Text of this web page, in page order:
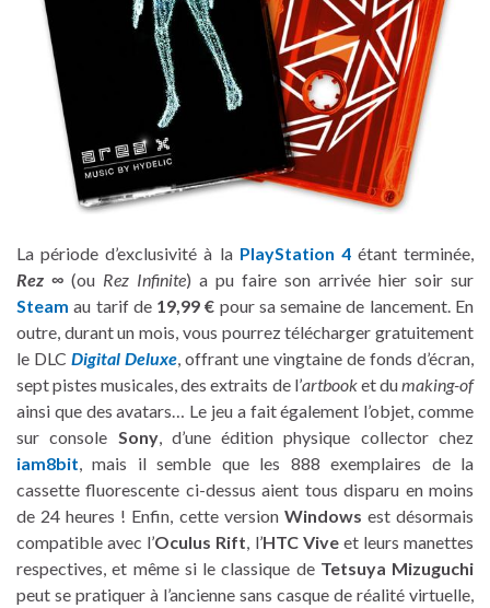
La période d’exclusivité à la PlayStation 4étant terminée,
Rez ∞ (ou Rez Infinite) a pu faire son arrivée hier soir sur
Steam au tarif de 19,99 € pour sa semaine de lancement. En
outre, durant un mois, vous pourrez télécharger gratuitement
le DLC Digital Deluxe , offrant une vingtaine de fonds d’écran,
sept pistes musicales, des extraits de l’artbooket dumaking-of
ainsi que des avatars… Le jeu a fait également l’objet, comme
sur console Sony, d’une édition physique collector chez
iam8bit , mais il semble que les 888 exemplaires de la
cassette fluorescente ci-dessus aient tous disparu en moins
de 24 heures ! Enfin, cette version Windows est désormais
compatible avec l’Oculus Rift , l’HTC Viveet leurs manettes
respectives, et même si le classique de Tetsuya Mizuguchi
peut se pratiquer à l’ancienne sans casque de réalité virtuelle,